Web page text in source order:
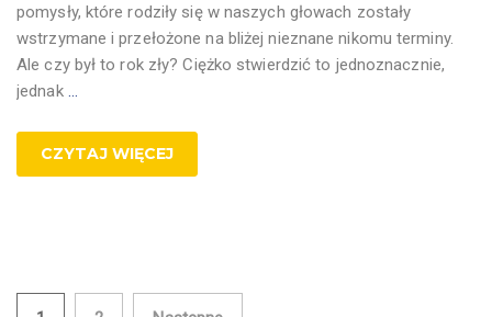
pomysły, które rodziły się w naszych głowach zostały
wstrzymane i przełożone na bliżej nieznane nikomu terminy.
Ale czy był to rok zły? Ciężko stwierdzić to jednoznacznie,
jednak …
CZYTAJ WIĘCEJ